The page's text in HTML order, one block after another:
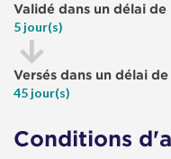
Validé dans un délai de
5 jour(s)
Versés dans un délai de
45 jour(s)
Conditions